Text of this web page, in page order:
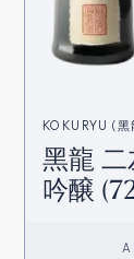
KOKURYU (黑
黑龍
吟醸